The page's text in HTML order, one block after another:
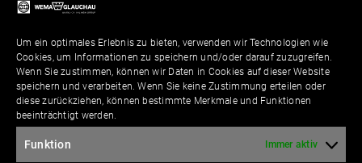
Um ein optimales Erlebnis zu bieten, verwenden wir Technologien wie
Cookies, um Informationen zu speichern und/oder darauf zuzugreifen.
Wenn Sie zustimmen, können wir Daten in Cookies auf dieser Website
speichern und verarbeiten. Wenn Sie keine Zustimmung erteilen oder
diese zurückziehen, können bestimmte Merkmale und Funktionen
beeinträchtigt werden.
Funktion Immer aktiv